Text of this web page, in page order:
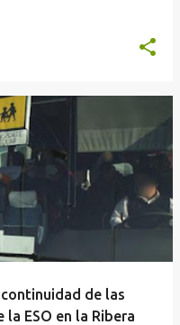
de las
ESO en la Ribera